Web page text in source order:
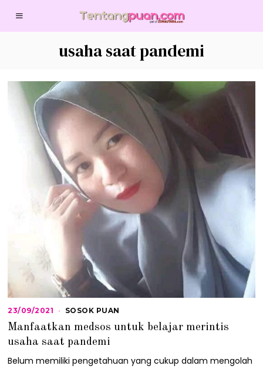
usaha saat pandemi
23/09/2021
0
/
0
/
SOSOK PUAN
Manfaatkan medsos untuk belajar merintis
usaha saat pandemi
Belum memiliki pengetahuan yang cukup dalam mengolah